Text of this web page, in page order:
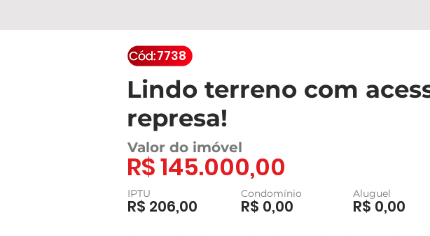
7738
Lindo terreno com
represa!
R$ 145.000,00
Valor do imóvel
R$ 206,00
IPTU
R$ 0,00
Condomínio
R$ 0,00
Aluguel